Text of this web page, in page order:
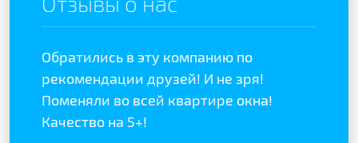
Обратились в эту компанию по
рекомендации друзей! И не зря!
Поменяли во всей квартире окна!
Качество на 5+!